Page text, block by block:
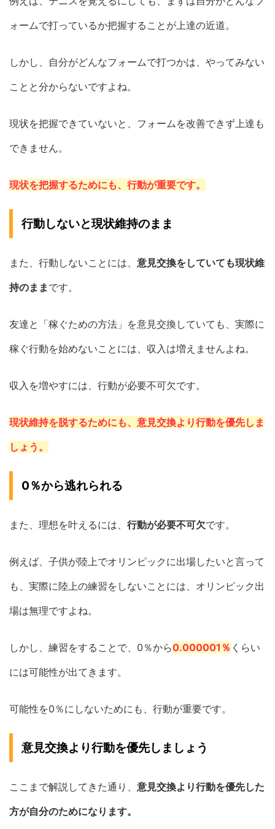
ォームで打っているか把握することが上達の近道。
しかし、自分がどんなフォームで打つかは、やってみない
ことと分からないですよね。
現状を把握できていないと、フォームを改善できず上達も
できません。
現状を把握するためにも、行動が重要です。
行動しないと現状維持のまま
また、行動しないことには、 意見交換をしていても現状維
持のままです。
友達と「稼ぐための方法」を意見交換していても、実際に
稼ぐ行動を始めないことには、収入は増えませんよね。
収入を増やすには、行動が必要不可欠です。
現状維持を脱するためにも、意見交換より行動を優先しま
しょう。
0％から逃れられる
また、理想を叶えるには、 行動が必要不可欠です。
例えば、子供が陸上でオリンピックに出場したいと言って
も、実際に陸上の練習をしないことには、オリンピック出
場は無理ですよね。
しかし、練習をすることで、0％から0.000001％ くらい
には可能性が出てきます。
可能性を0％にしないためにも、行動が重要です。
意見交換より行動を優先しましょう
ここまで解説してきた通り、 意見交換より行動を優先した
方が自分のためになります。